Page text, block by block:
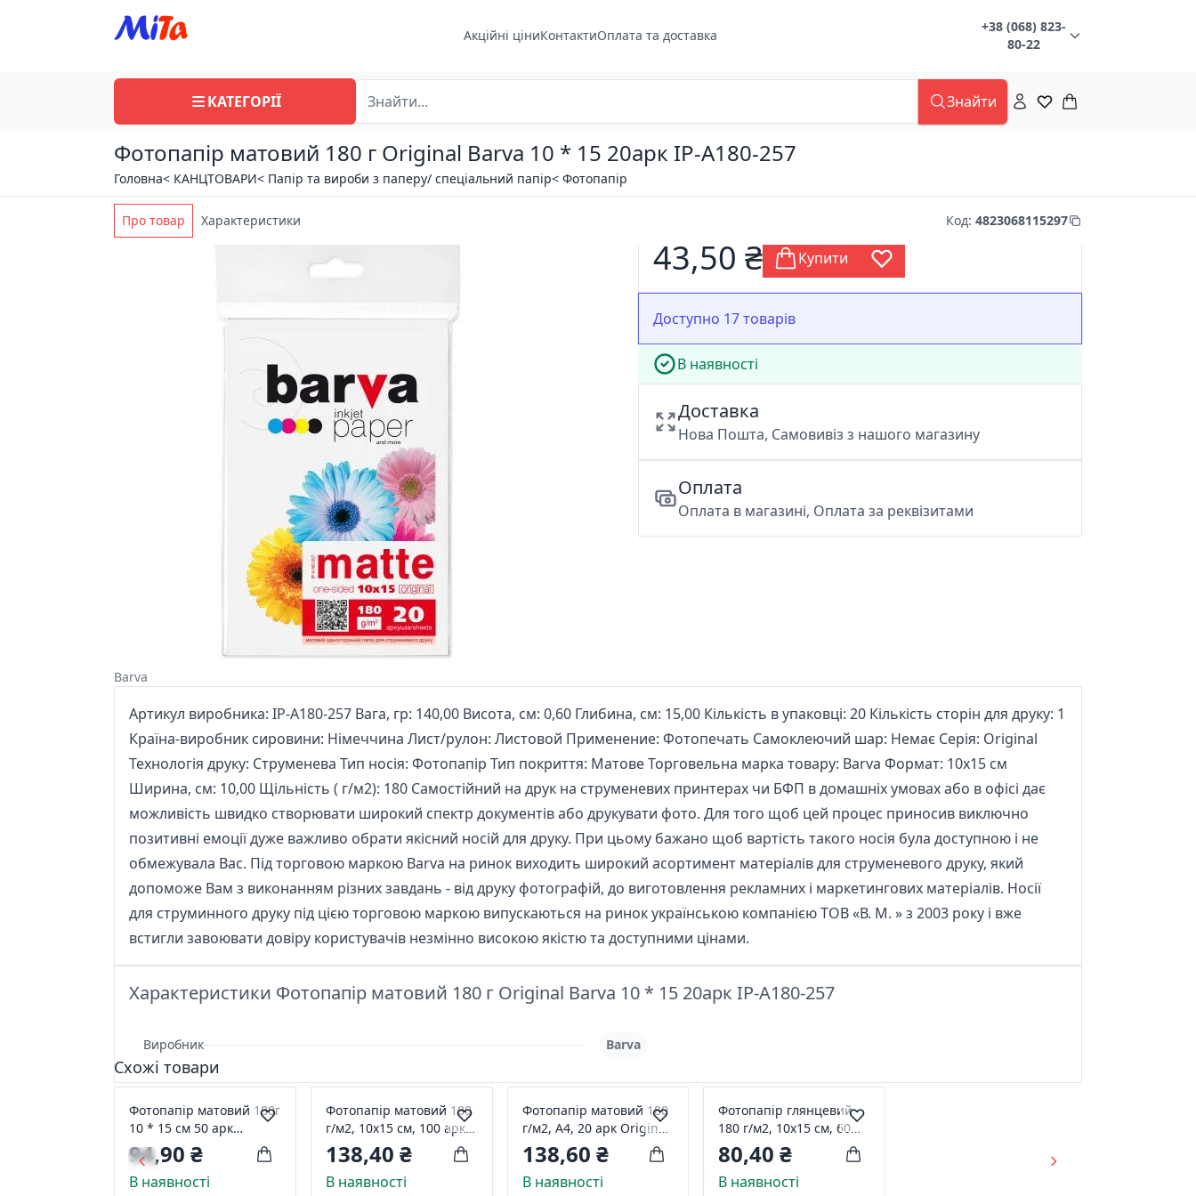
Акційні ціниКонтактиОплата та доставка
+38 (068) 823-
80-22
КАТЕГОРІЇ Знайти
Фотопапір матовий 180 г Original Barva 10 * 15 20арк IP-A180-257
Головна< КАНЦТОВАРИ< Папір та вироби з паперу/ спеціальний папір< Фотопапір
Про товар Характеристики Код: 4823068115297
Barva
43,50 ₴ Купити
Доступно 17 товарів
В наявності
Доставка
Нова Пошта, Самовивіз з нашого магазину
Оплата
Оплата в магазині, Оплата за реквізитами
Артикул виробника: IP-A180-257 Вага, гр: 140,00 Висота, см: 0,60 Глибина, см: 15,00 Кількість в упаковці: 20 Кількість сторін для друку: 1
Країна-виробник сировини: Німеччина Лист/рулон: Листовой Применение: Фотопечать Самоклеючий шар: Немає Серія: Original
Технологія друку: Струменева Тип носія: Фотопапір Тип покриття: Матове Торговельна марка товару: Barva Формат: 10x15 см
Ширина, см: 10,00 Щільність ( г/м2): 180 Самостійний на друк на струменевих принтерах чи БФП в домашніх умовах або в офісі дає
можливість швидко створювати широкий спектр документів або друкувати фото. Для того щоб цей процес приносив виключно
позитивні емоції дуже важливо обрати якісний носій для друку. При цьому бажано щоб вартість такого носія була доступною і не
обмежувала Вас. Під торговою маркою Barva на ринок виходить широкий асортимент матеріалів для струменевого друку, який
допоможе Вам з виконанням різних завдань - від друку фотографій, до виготовлення рекламних і маркетингових матеріалів. Носії
для струминного друку під цією торговою маркою випускаються на ринок українською компанією ТОВ «В. М. » з 2003 року і вже
встигли завоювати довіру користувачів незмінно високою якістю та доступними цінами.
Характеристики Фотопапір матовий 180 г Original Barva 10 * 15 20арк IP-A180-257
Виробник Barva
Схожі товари
Фотопапір матовий 180г
10 * 15 см 50 арк
Original Barva IP-A180-
254
94,90 ₴
В наявності
Фотопапір матовий 180
г/м2, 10x15 см, 100 арк
Original Barva IP-A180-
255
138,40 ₴
В наявності
Фотопапір матовий 180
г/м2, А4, 20 арк Original
Barva (IP-A180-203)
138,60 ₴
В наявності
Фотопапір глянцевий
180 г/м2, 10x15 см, 60
арк Everyday Barva IP-
CE180-287
80,40 ₴
В наявності